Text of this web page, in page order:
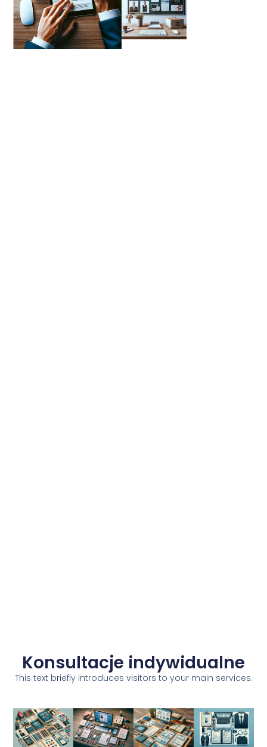
Konsultacje indywidualne
This text briefly introduces visitors to your main services.